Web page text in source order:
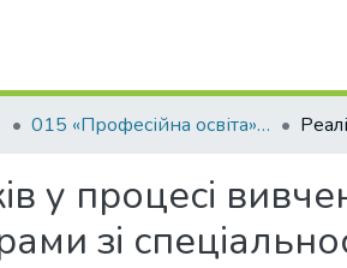
015 «Професійна освіта» - Магістри 2023-2024
у процесі
зі